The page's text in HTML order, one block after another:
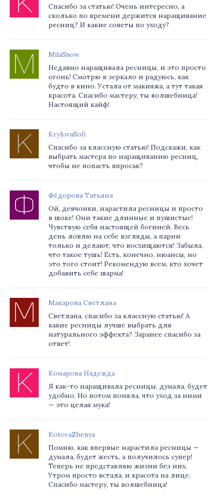
Спасибо за статью! Очень интересно, а
сколько по времени держится наращивание
ресниц? И какие советы по уходу?
MilaSnow
Недавно наращивала ресницы, и это просто
огонь! Смотрю в зеркало и радуюсь, как
будто в кино. Устала от макияжа, а тут такая
красота. Спасибо мастеру, ты волшебница!
Настоящий кайф!
KrylovaSofi
Спасибо за классную статью! Подскажи, как
выбрать мастера по наращиванию ресниц,
чтобы не попасть впросак?
Фёдорова Татьяна
Ой, девчонки, нарастила ресницы и просто
в шоке! Они такие длинные и пушистые!
Чувствую себя настоящей богиней. Весь
день ловлю на себе взгляды, а парни
только и делают, что восхищаются! Забыла,
что такое тушь! Есть, конечно, нюансы, но
это того стоит! Рекомендую всем, кто хочет
добавить себе шарма!
Макарова Светлана
Светлана, спасибо за классную статью! А
какие ресницы лучше выбрать для
натурального эффекта? Заранее спасибо за
ответ!
Комарова Надежда
Я как-то наращивала ресницы, думала, будет
удобно. Но потом поняла, что уход за ними
— это целая мука!
KotovaZhenya
Помню, как впервые нарастила ресницы —
думала, будет жесть, а получилось супер!
Теперь не представляю жизни без них.
Утром просто встала, и красота на лице.
Спасибо мастеру, ты волшебница!